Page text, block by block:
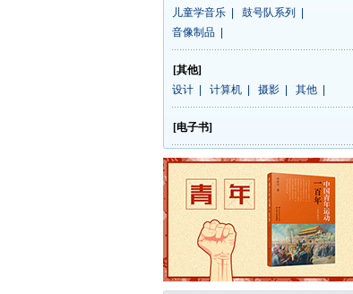
儿童学音乐
鼓号队系列
音像制品
[其他]
设计
计算机 摄影 其他
[电子书]